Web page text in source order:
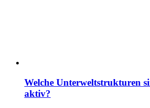
Welche Unterweltstrukturen
aktiv?